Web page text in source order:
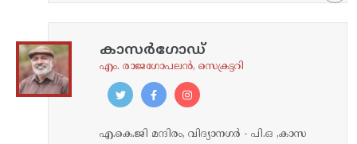
കാസര്‍ഗോഡ്
എം. രാജഗോപലൻ, സെക്രട്ടറി
എ.കെ.ജി മന്ദിരം, വിദ്യാനഗര്‍ - പി.ഒ ,കാസ